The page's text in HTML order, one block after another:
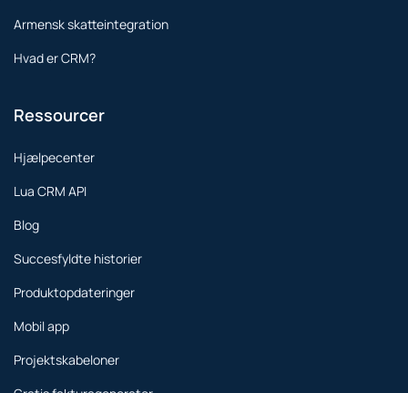
Armensk skatteintegration
Hvad er CRM?
Ressourcer
Hjælpecenter
Lua CRM API
Blog
Succesfyldte historier
Produktopdateringer
Mobil app
Projektskabeloner